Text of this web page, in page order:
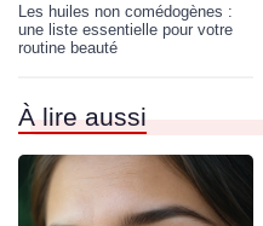
Les huiles non comédogènes :
une liste essentielle pour votre
routine beauté
À lire aussi